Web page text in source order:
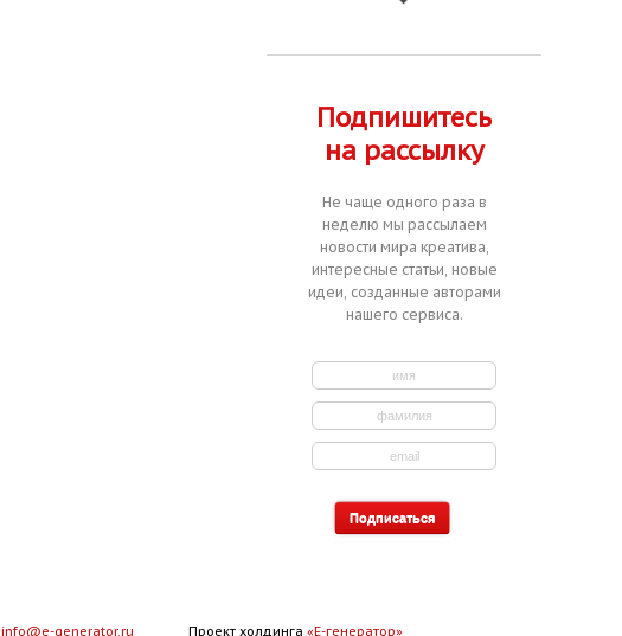
Подпишитесь
на рассылку
Не чаще одного раза в
неделю мы рассылаем
новости мира креатива,
интересные статьи, новые
идеи, созданные авторами
нашего сервиса.
info@e-generator.ru Проект холдинга«Е-генератор»